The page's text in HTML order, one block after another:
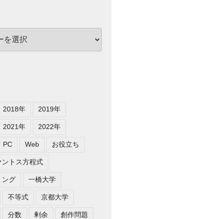
2018年 2019年
2021年 2022年
PC Web お役立ち
トス方程式
ング 一橋大学
不等式 京都大学
分数 剰余 創作問題